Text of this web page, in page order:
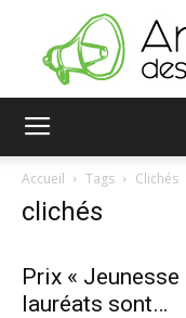
Accueil Tags Clichés
clichés
Prix « Jeunesse
lauréats sont…